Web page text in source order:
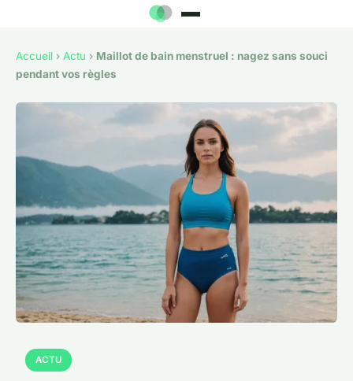
Accueil › Actu › Maillot de bain menstruel : nagez sans souci
pendant vos règles
ACTU